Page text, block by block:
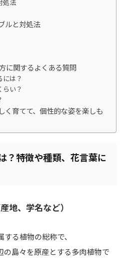
処法
ルと対処法
に関するよくある質問
は？
い？
く育てて、個性的な姿を楽しも
？特徴や種類、花言葉に
地、学名など）
る植物の総称で、
の島々を原産とする多肉植物で